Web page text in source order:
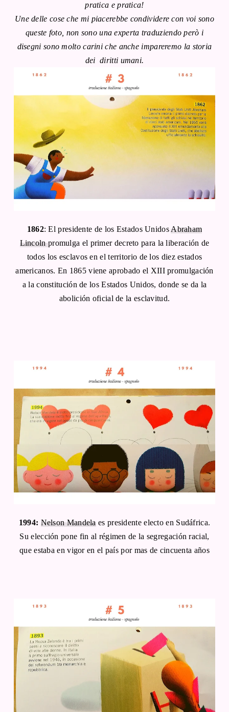
pratica e pratica!
Une delle cose che mi piacerebbe condividere con voi sono
queste foto, non sono una experta traduziendo però i
disegni sono molto carini che anche impareremo la storia
dei diritti umani.
1862: El presidente de los Estados UnidosAbraham
Lincolnpromulga el primer decreto para la liberación de
todos los esclavos en el territorio de los diez estados
americanos. En 1865 viene aprobado el XIII promulgación
a la constitución de los Estados Unidos, donde se da la
abolición oficial de la esclavitud.
1994: Nelson Mandelaes presidente electo en Sudáfrica.
Su elección pone fin al régimen de la segregación racial,
que estaba en vigor en el país por mas de cincuenta años